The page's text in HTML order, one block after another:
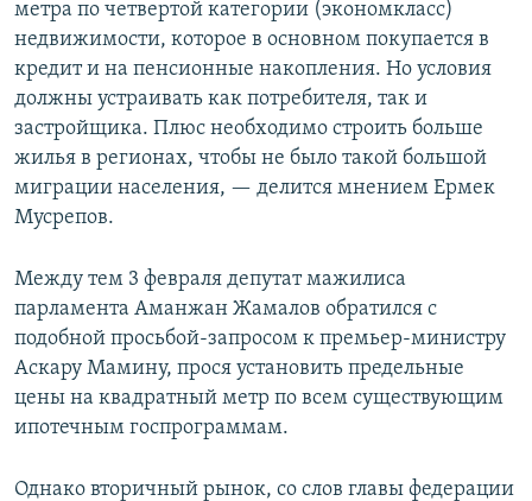
метра по четвертой категории (экономкласс)
недвижимости, которое в основном покупается в
кредит и на пенсионные накопления. Но условия
должны устраивать как потребителя, так и
застройщика. Плюс необходимо строить больше
жилья в регионах, чтобы не было такой большой
миграции населения, — делится мнением Ермек
Мусрепов.
Между тем 3 февраля депутат мажилиса
парламента Аманжан Жамалов обратился с
подобной просьбой-запросом к премьер-министру
Аскару Мамину, прося установить предельные
цены на квадратный метр по всем существующим
ипотечным госпрограммам.
Однако вторичный рынок, со слов главы федерации